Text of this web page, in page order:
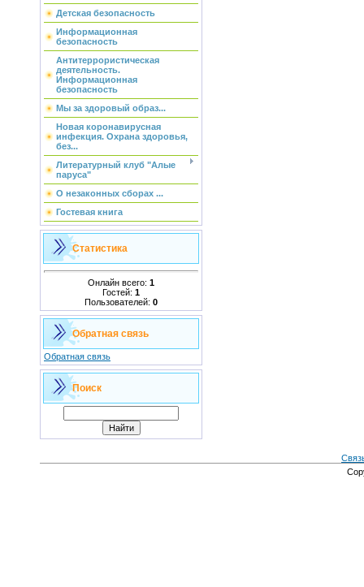
Детская безопасность
Информационная
безопасность
Антитеррористическая
деятельность.
Информационная
безопасность
Мы за здоровый образ...
Новая коронавирусная
инфекция. Охрана здоровья,
без...
Литературный клуб "Алые
паруса"
О незаконных сборах ...
Гостевая книга
Статистика
Онлайн всего: 1
Гостей: 1
Пользователей: 0
Обратная связь
Обратная связь
Поиск